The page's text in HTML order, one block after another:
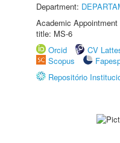
Department:
Academic
title: MS-6
Orcid
CV
Scopus
Repositório